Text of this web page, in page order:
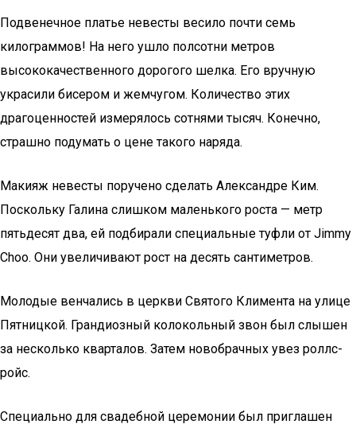
Подвенечное платье невесты весило почти семь
килограммов! На него ушло полсотни метров
высококачественного дорогого шелка. Его вручную
украсили бисером и жемчугом. Количество этих
драгоценностей измерялось сотнями тысяч. Конечно,
страшно подумать о цене такого наряда.
Макияж невесты поручено сделать Александре Ким.
Поскольку Галина слишком маленького роста — метр
пятьдесят два, ей подбирали специальные туфли от Jimmy
Choo. Они увеличивают рост на десять сантиметров.
Молодые венчались в церкви Святого Климента на улице
Пятницкой. Грандиозный колокольный звон был слышен
за несколько кварталов. Затем новобрачных увез роллс-
ройс.
Специально для свадебной церемонии был приглашен